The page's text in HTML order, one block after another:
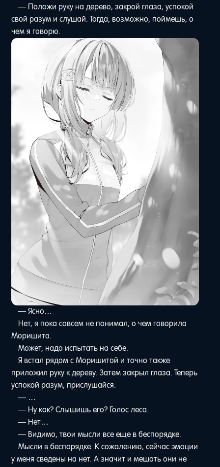
— Положи руку на дерево, закрой глаза, успокой
свой разум и слушай. Тогда, возможно, поймешь, о
чем я говорю.
— Ясно…
Нет, я пока совсем не понимал, о чем говорила
Моришита.
Может, надо испытать на себе.
Я встал рядом с Моришитой и точно также
приложил руку к дереву. Затем закрыл глаза. Теперь
успокой разум, прислушайся.
— …
— Ну как? Слышишь его? Голос леса.
— Нет…
— Видимо, твои мысли все еще в беспорядке.
Мысли в беспорядке. К сожалению, сейчас эмоции
у меня сведены на нет. А значит и мешать они не